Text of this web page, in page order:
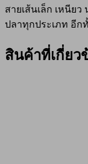
สายเส้นเล็ก เหนีย
ปลาทุกประเภท อีก
สินค้าที่เกี่ยว